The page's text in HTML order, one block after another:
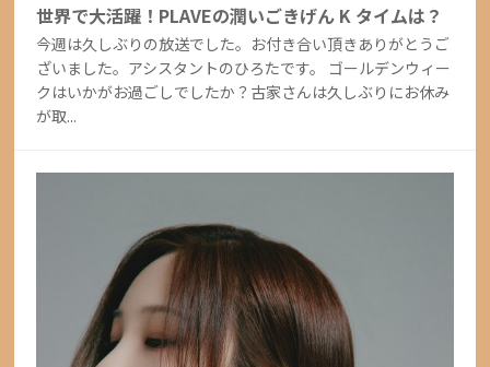
世界で大活躍！PLAVEの潤いごきげん K タイムは？
今週は久しぶりの放送でした。お付き合い頂きありがとうご
ざいました。アシスタントのひろたです。 ゴールデンウィー
クはいかがお過ごしでしたか？古家さんは久しぶりにお休み
が取...